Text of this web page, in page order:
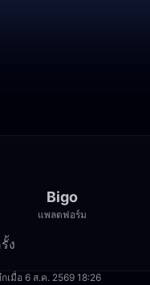
Bigo
แพลตฟอร์ม
ง
เมื่อ 6 ส.ค. 2569 18:26